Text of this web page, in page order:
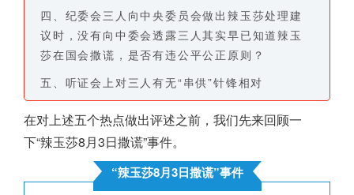
四、纪委会三人向中央委员会做出辣玉莎处理建
议时，没有向中委会透露三人其实早已知道辣玉
莎在国会撒谎，是否有违公平公正原则？
五、听证会上对三人有无“串供”针锋相对
在对上述五个热点做出评述之前，我们先来回顾一
下“辣玉莎8月3日撒谎”事件。
“辣玉莎8月3日撒谎”事件